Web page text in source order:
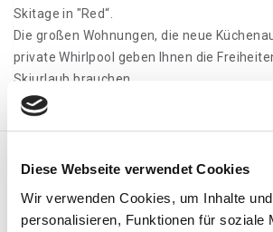
Diese Webseite verwendet Cookies
Wir verwenden Cookies, um Inhalte
personalisieren, Funktionen für soziale
Skitage in "Red“.
Die großen Wohnungen, die neue
private Whirlpool geben Ihnen die
Skiurlaub brauchen.
AUSWÄHLEN